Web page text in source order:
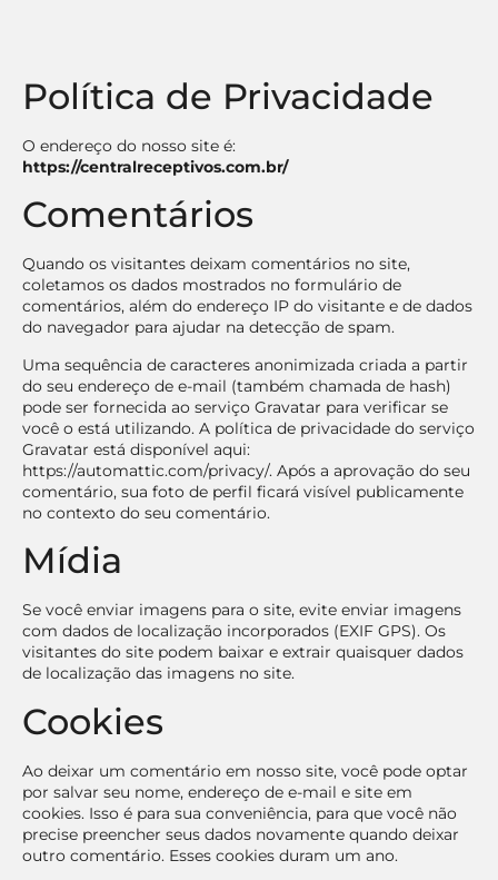
Política de Privacidade
O endereço do nosso site é:
https://centralreceptivos.com.br/
Comentários
Quando os visitantes deixam comentários no site,
coletamos os dados mostrados no formulário de
comentários, além do endereço IP do visitante e de dados
do navegador para ajudar na detecção de spam.
Uma sequência de caracteres anonimizada criada a partir
do seu endereço de e-mail (também chamada de hash)
pode ser fornecida ao serviço Gravatar para verificar se
você o está utilizando. A política de privacidade do serviço
Gravatar está disponível aqui:
https://automattic.com/privacy/. Após a aprovação do seu
comentário, sua foto de perfil ficará visível publicamente
no contexto do seu comentário.
Mídia
Se você enviar imagens para o site, evite enviar imagens
com dados de localização incorporados (EXIF GPS). Os
visitantes do site podem baixar e extrair quaisquer dados
de localização das imagens no site.
Cookies
Ao deixar um comentário em nosso site, você pode optar
por salvar seu nome, endereço de e-mail e site em
cookies. Isso é para sua conveniência, para que você não
precise preencher seus dados novamente quando deixar
outro comentário. Esses cookies duram um ano.